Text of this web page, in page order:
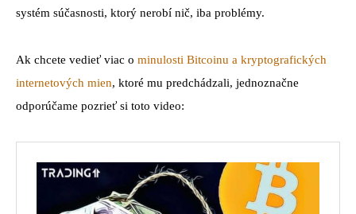
systém súčasnosti, ktorý nerobí nič, iba problémy.
Ak chcete vedieť viac o minulosti Bitcoinu a kryptografických
internetových mien, ktoré mu predchádzali, jednoznačne
odporúčame pozrieť si toto video: